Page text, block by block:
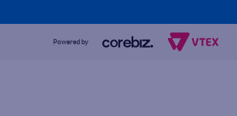
Powered by